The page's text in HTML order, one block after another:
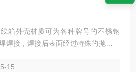
箱外壳材质可为各种牌号的不锈钢
焊接，焊接后表面经过特殊的抛光工
、NC100H高分断小型断路器、接
15